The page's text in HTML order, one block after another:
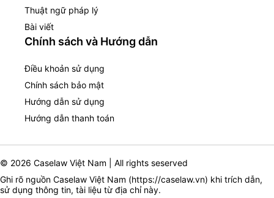
Thuật ngữ pháp lý
Bài viết
Chính sách và Hướng dẫn
Điều khoản sử dụng
Chính sách bảo mật
Hướng dẫn sử dụng
Hướng dẫn thanh toán
© 2026 Caselaw Việt Nam | All rights seserved
Ghi rõ nguồn Caselaw Việt Nam (https://caselaw.vn) khi trích dẫn,
sử dụng thông tin, tài liệu từ địa chỉ này.